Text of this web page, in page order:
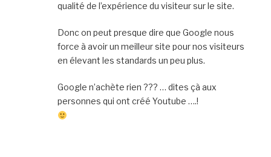
qualité de l’expérience du visiteur sur le site.
Donc on peut presque dire que Google nous
force à avoir un meilleur site pour nos visiteurs
en élevant les standards un peu plus.
Google n’achète rien ??? … dites çà aux
personnes qui ont créé Youtube ….!